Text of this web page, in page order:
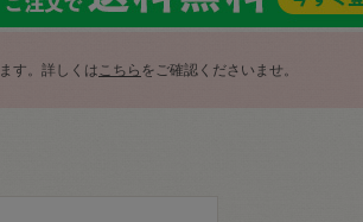
す。詳しくはこちら をご確認くださいませ。